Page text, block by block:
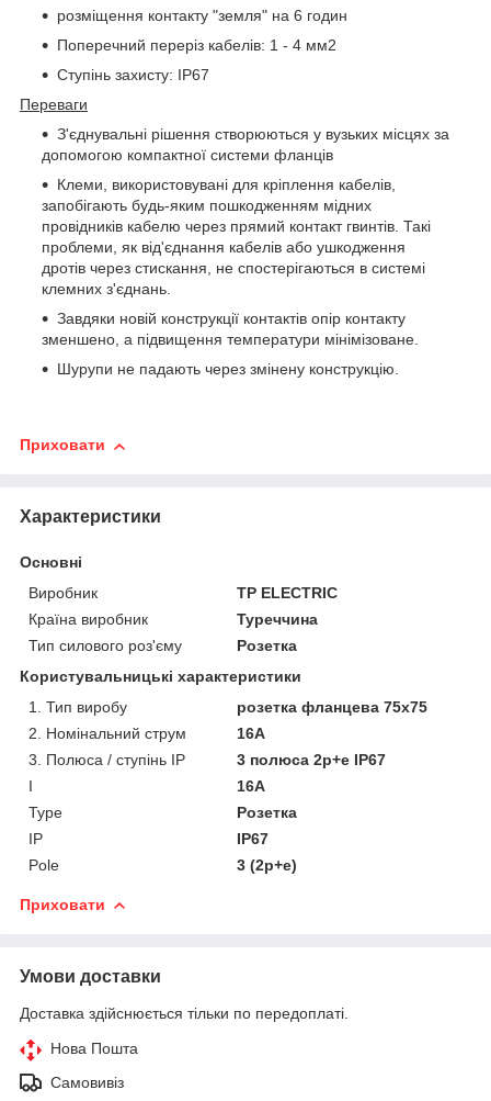
розміщення контакту "земля" на 6 годин
Поперечний переріз кабелів: 1 - 4 мм2
Ступінь захисту: IP67
Переваги
З'єднувальні рішення створюються у вузьких місцях за
допомогою компактної системи фланців
Клеми, використовувані для кріплення кабелів,
запобігають будь-яким пошкодженням мідних
провідників кабелю через прямий контакт гвинтів. Такі
проблеми, як від'єднання кабелів або ушкодження
дротів через стискання, не спостерігаються в системі
клемних з'єднань.
Завдяки новій конструкції контактів опір контакту
зменшено, а підвищення температури мінімізоване.
Шурупи не падають через змінену конструкцію.
Приховати
Характеристики
Основні
Виробник
TP ELECTRIC
Країна виробник
Туреччина
Тип силового роз'єму
Розетка
Користувальницькі характеристики
1. Тип виробу
розетка фланцева 75х75
2. Номінальний струм
16А
3. Полюса / ступінь IP
3 полюса 2p+e IP67
I
16A
Type
Розетка
IP
IP67
Pole
3 (2p+e)
Приховати
Умови доставки
Доставка здійснюється тільки по передоплаті.
Нова Пошта
Самовивіз